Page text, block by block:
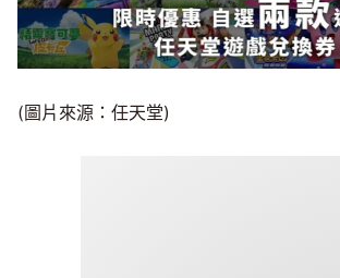
(圖片來源：任天堂)